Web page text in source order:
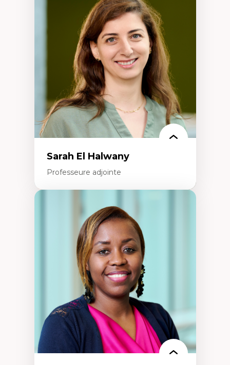
Fragmentation des auditoires médiatiques
Analyse multi-plateforme des auditoires
médiatiques
Analyse des comportements numériques à
travers les données massives et l’IA
Recherche quantitative et qualitative sur
les auditoires médiatiques
Épistémologie des techniques de recherche
numérique et l’IA
Théorie des droits de la personne
La pensée politique d’Hannah Arendt
La pensée politique à l’ère numérique
Justice internationale et normes
internationales
Sarah El Halwany
Professeure adjointe
Les apports pédagogiques des théories de
l'affect, du posthumanisme, du féminisme
dans l'éducation aux sciences
L'apprentissage des sciences/STIM dans une
perspective socioécologique de care
L’insertion professionnelle des
enseignant.e.s